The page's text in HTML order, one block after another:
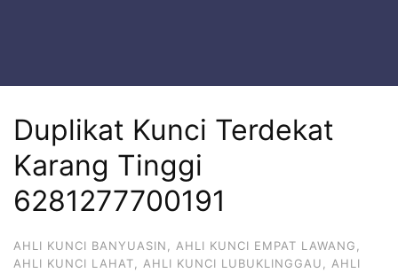
Duplikat Kunci Terdekat
Karang Tinggi
6281277700191
AHLI KUNCI BANYUASIN, AHLI KUNCI EMPAT LAWANG,
AHLI KUNCI LAHAT, AHLI KUNCI LUBUKLINGGAU, AHLI